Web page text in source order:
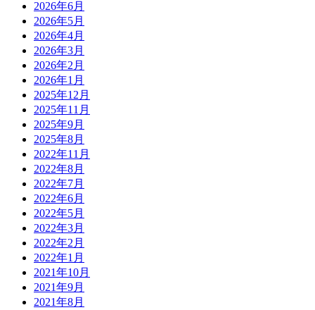
2026年6月
2026年5月
2026年4月
2026年3月
2026年2月
2026年1月
2025年12月
2025年11月
2025年9月
2025年8月
2022年11月
2022年8月
2022年7月
2022年6月
2022年5月
2022年3月
2022年2月
2022年1月
2021年10月
2021年9月
2021年8月